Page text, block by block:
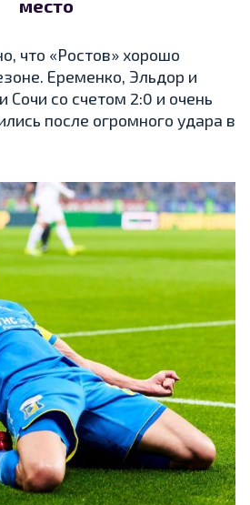
место
что «Ростов» хорошо
Еременко, Эльдор и
Сочи со счетом 2:0 и очень
после огромного удара в